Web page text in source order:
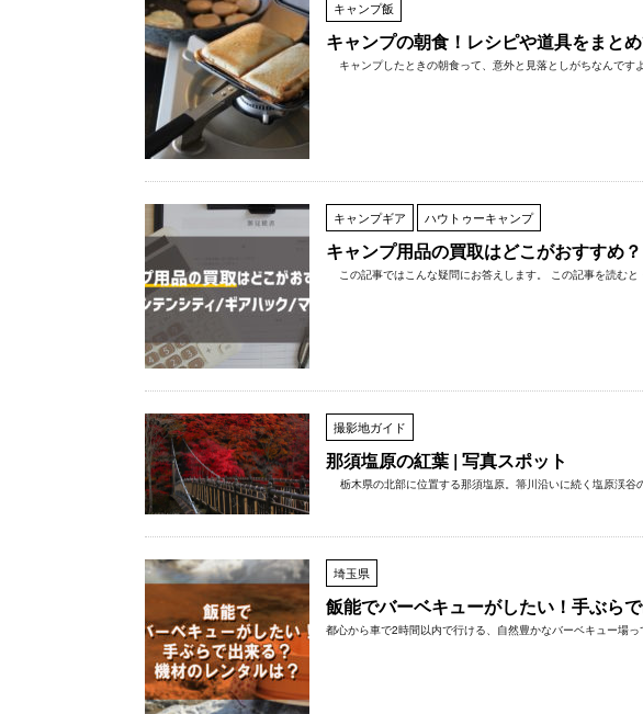
キャンプ飯
キャンプの朝食！レシピや道具をまと
キャンプしたときの朝食って、意外と見落としがちなんです
キャンプギア ハウトゥーキャンプ
キャンプ用品の買取はどこがおすすめ？
この記事ではこんな疑問にお答えします。 この記事を読むと
撮影地ガイド
那須塩原の紅葉 | 写真スポット
栃木県の北部に位置する那須塩原。箒川沿いに続く塩原渓谷
埼玉県
飯能でバーベキューがしたい！手ぶら
都心から車で2時間以内で行ける、自然豊かなバーベキュー場